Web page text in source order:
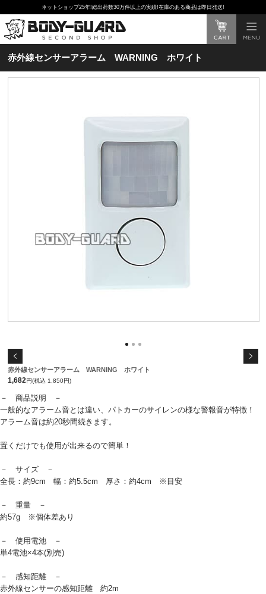
ネットショップ25年!総出荷数30万件以上の実績!在庫のある商品は即日発送!
赤外線センサーアラーム WARNING ホワイト
赤外線センサーアラーム WARNING ホワイト
1,682円(税込 1,850円)
－ 商品説明 －
一般的なアラーム音とは違い、パトカーのサイレンの様な警報音が特徴！
アラーム音は約20秒間続きます。
置くだけでも使用が出来るので簡単！
－ サイズ －
全長：約9cm 幅：約5.5cm 厚さ：約4cm ※目安
－ 重量 －
約57g ※個体差あり
－ 使用電池 －
単4電池×4本(別売)
－ 感知距離 －
赤外線センサーの感知距離 約2m